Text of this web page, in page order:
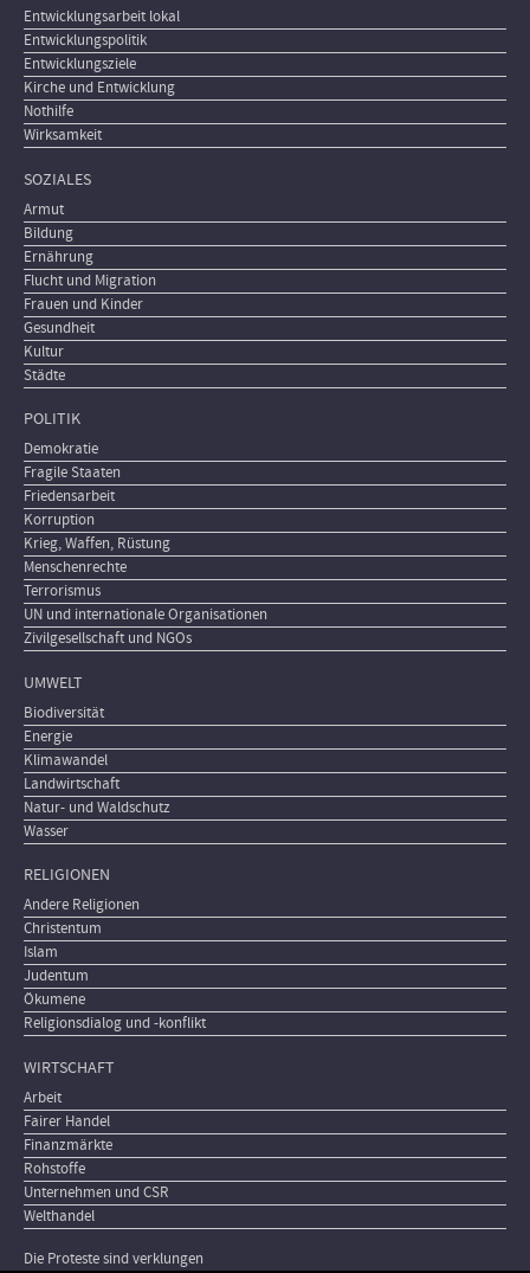
Entwicklungsarbeit lokal
Entwicklungspolitik
Entwicklungsziele
Kirche und Entwicklung
Nothilfe
Wirksamkeit
SOZIALES
Armut
Bildung
Ernährung
Flucht und Migration
Frauen und Kinder
Gesundheit
Kultur
Städte
POLITIK
Demokratie
Fragile Staaten
Friedensarbeit
Korruption
Krieg, Waffen, Rüstung
Menschenrechte
Terrorismus
UN und internationale Organisationen
Zivilgesellschaft und NGOs
UMWELT
Biodiversität
Energie
Klimawandel
Landwirtschaft
Natur- und Waldschutz
Wasser
RELIGIONEN
Andere Religionen
Christentum
Islam
Judentum
Ökumene
Religionsdialog und -konflikt
WIRTSCHAFT
Arbeit
Fairer Handel
Finanzmärkte
Rohstoffe
Unternehmen und CSR
Welthandel
Die Proteste sind verklungen